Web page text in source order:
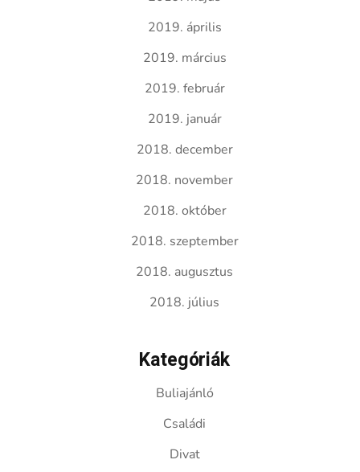
2019. április
2019. március
2019. február
2019. január
2018. december
2018. november
2018. október
2018. szeptember
2018. augusztus
2018. július
Kategóriák
Buliajánló
Családi
Divat